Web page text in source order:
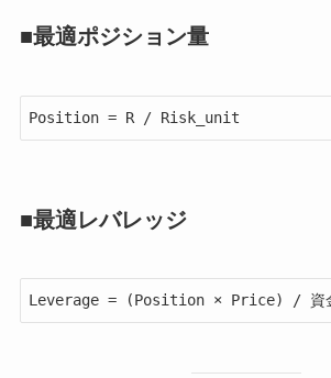
■最適ポジション量
■最適レバレッジ